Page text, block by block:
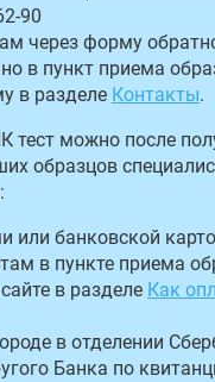
90
через форму
в пункт приема
в разделе Контакты.
тест можно после
образцов
или банковской
в пункте приема
в разделе Как
в отделении
Банка по